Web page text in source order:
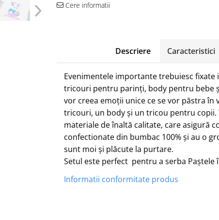
Cere informatii
Descriere Caracteristici
Evenimentele importante trebuiesc
tricouri pentru parinți, body pentru bebe
vor creea emoții unice ce se vor păstra în
tricouri, un body și un tricou pentru
materiale de înaltă calitate, care asigură
confectionate din bumbac 100% și au o
sunt moi și plăcute la purtare.
Setul este perfect pentru a serba Paștele
Informatii conformitate produs